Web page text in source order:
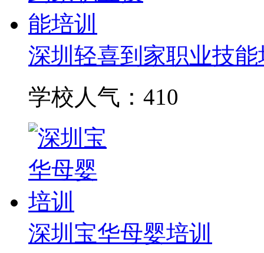
深圳轻喜到家职业技能
学校人气：410
深圳宝华母婴培训